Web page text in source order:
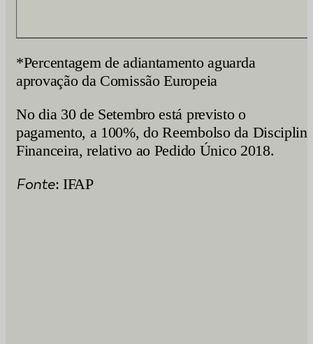
*Percentagem de adiantamento aguarda
aprovação da Comissão Europeia
No dia 30 de Setembro está previsto o
pagamento, a 100%, do Reembolso da
Financeira, relativo ao Pedido Único 2018.
Fonte: IFAP